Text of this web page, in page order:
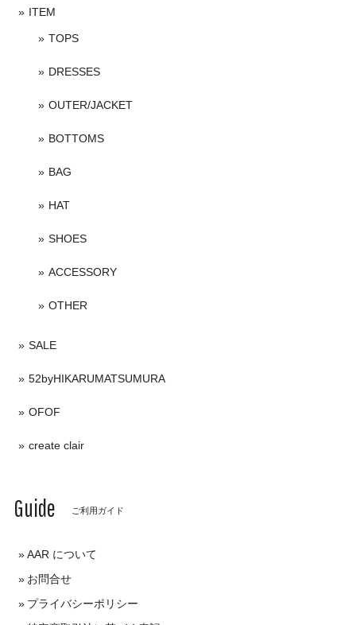
ITEM
TOPS
DRESSES
OUTER/JACKET
BOTTOMS
BAG
HAT
SHOES
ACCESSORY
OTHER
SALE
52byHIKARUMATSUMURA
OFOF
create clair
Guide ご利用ガイド
AAR について
お問合せ
プライバシーポリシー